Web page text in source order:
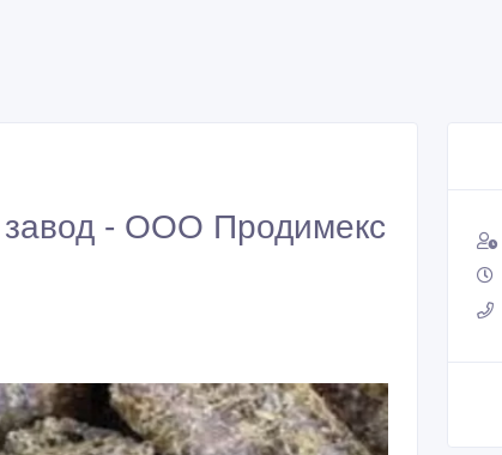
завод - ООО Продимекс